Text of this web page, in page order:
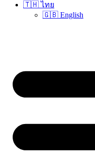
🇹🇭 ไทย
🇬🇧 English